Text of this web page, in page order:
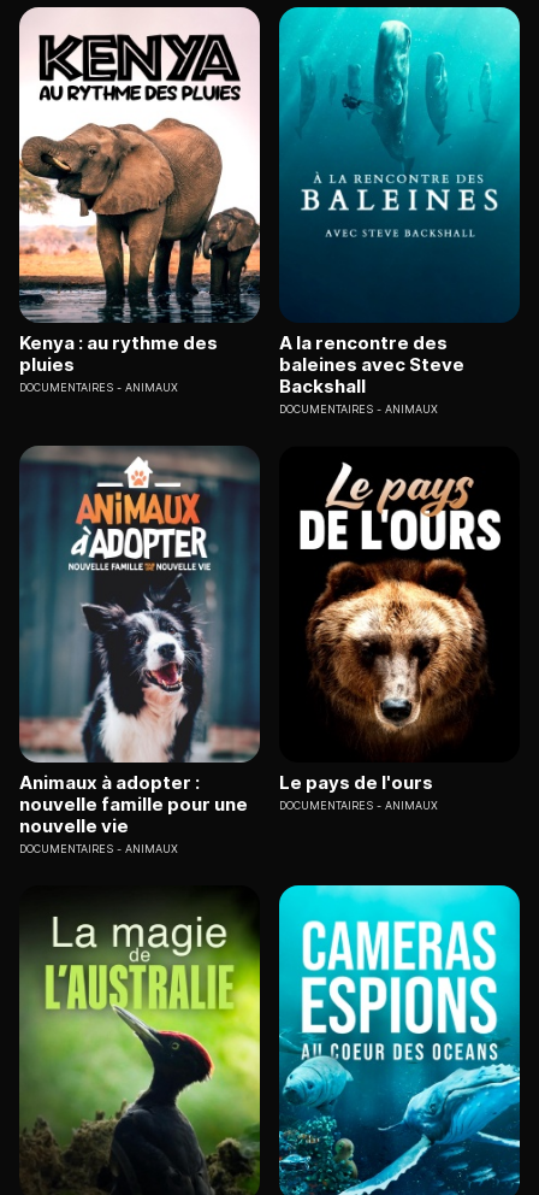
Kenya : au rythme des
pluies
DOCUMENTAIRES ANIMAUX
A la rencontre des
baleines avec Steve
Backshall
DOCUMENTAIRES ANIMAUX
Animaux à adopter :
nouvelle famille pour une
nouvelle vie
DOCUMENTAIRES ANIMAUX
Le pays de l'ours
DOCUMENTAIRES ANIMAUX